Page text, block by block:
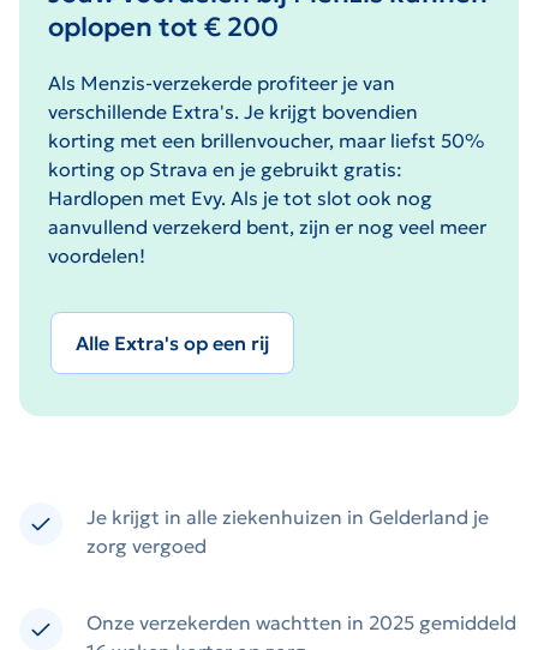
oplopen tot € 200
Als Menzis-verzekerde profiteer je van
verschillende Extra's. Je krijgt bovendien
korting met een brillenvoucher, maar liefst 50%
korting op Strava en je gebruikt gratis:
Hardlopen met Evy. Als je tot slot ook nog
aanvullend verzekerd bent, zijn er nog veel meer
voordelen!
Alle Extra's op een rij
Je krijgt in alle ziekenhuizen in Gelderland je
zorg vergoed
Onze verzekerden wachtten in 2025 gemiddeld